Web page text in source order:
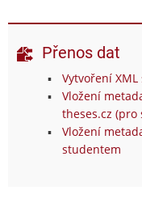
Přenos dat
Vytvoření
Vložení
theses.cz (pro
Vložení
studentem